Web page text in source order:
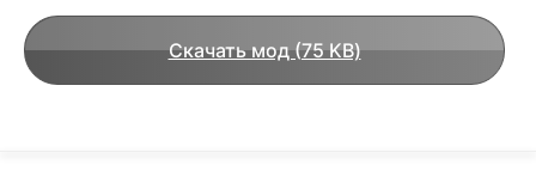
Скачать мод (75 KB)